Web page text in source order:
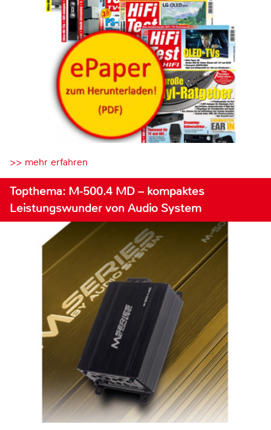
>> mehr erfahren
Topthema: M-500.4 MD – kompaktes
Leistungswunder von Audio System